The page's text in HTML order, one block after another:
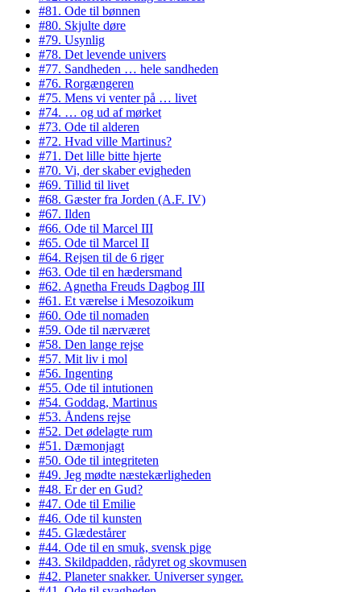
#81. Ode til bønnen
#80. Skjulte døre
#79. Usynlig
#78. Det levende univers
#77. Sandheden … hele sandheden
#76. Rorgængeren
#75. Mens vi venter på … livet
#74. … og ud af mørket
#73. Ode til alderen
#72. Hvad ville Martinus?
#71. Det lille bitte hjerte
#70. Vi, der skaber evigheden
#69. Tillid til livet
#68. Gæster fra Jorden (A.F. IV)
#67. Ilden
#66. Ode til Marcel III
#65. Ode til Marcel II
#64. Rejsen til de 6 riger
#63. Ode til en hædersmand
#62. Agnetha Freuds Dagbog III
#61. Et værelse i Mesozoikum
#60. Ode til nomaden
#59. Ode til nærværet
#58. Den lange rejse
#57. Mit liv i mol
#56. Ingenting
#55. Ode til intutionen
#54. Goddag, Martinus
#53. Åndens rejse
#52. Det ødelagte rum
#51. Dæmonjagt
#50. Ode til integriteten
#49. Jeg mødte næstekærligheden
#48. Er der en Gud?
#47. Ode til Emilie
#46. Ode til kunsten
#45. Glædestårer
#44. Ode til en smuk, svensk pige
#43. Skildpadden, rådyret og skovmusen
#42. Planeter snakker. Universer synger.